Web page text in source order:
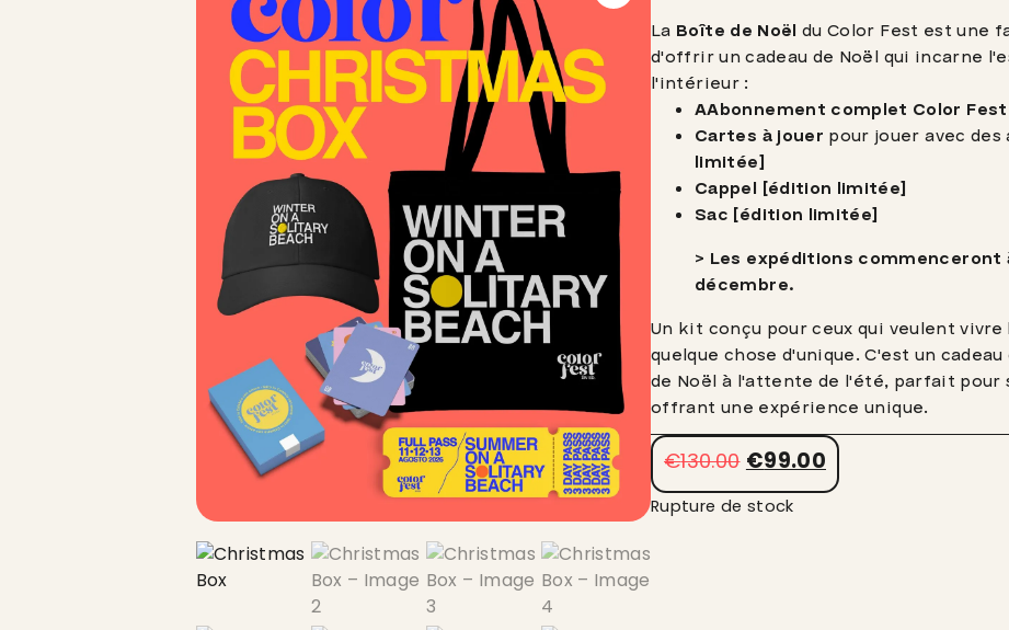
La Boîte de Noël du Color Fest est une
d'offrir un cadeau de Noël qui incarne
l'intérieur :
AAbonnement complet Color Fest
Cartes à jouer pour jouer avec des
limitée]
Cappel [édition limitée]
Sac [édition limitée]
> Les expéditions commenceront
décembre.
Un kit conçu pour ceux qui veulent vivre
quelque chose d'unique. C'est un
de Noël à l'attente de l'été, parfait pour
offrant une expérience unique.
€130.00 €99.00
Rupture de stock